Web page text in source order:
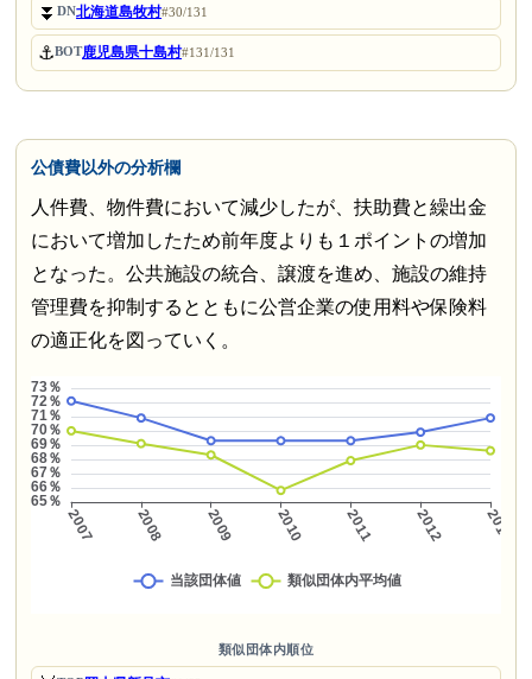
⏬DN北海道島牧村#30/131
⚓BOT鹿児島県十島村#131/131
公債費以外の分析欄
人件費、物件費において減少したが、扶助費と繰出金
において増加したため前年度よりも１ポイントの増加
となった。公共施設の統合、譲渡を進め、施設の維持
管理費を抑制するとともに公営企業の使用料や保険料
の適正化を図っていく。
類似団体内順位